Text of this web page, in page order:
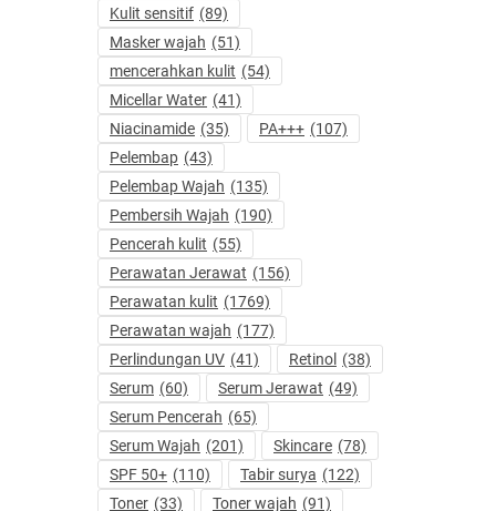
Kulit sensitif (89)
Masker wajah (51)
mencerahkan kulit (54)
Micellar Water (41)
Niacinamide (35) PA+++ (107)
Pelembap (43)
Pelembap Wajah (135)
Pembersih Wajah (190)
Pencerah kulit (55)
Perawatan Jerawat (156)
Perawatan kulit (1769)
Perawatan wajah (177)
Perlindungan UV (41) Retinol (38)
Serum (60) Serum Jerawat (49)
Serum Pencerah (65)
Serum Wajah (201) Skincare (78)
SPF 50+ (110) Tabir surya (122)
Toner (33) Toner wajah (91)